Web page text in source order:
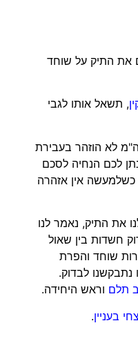
את התיק על שוחד
, תשאל אותו לגבי
לא הוזהר בעבירת
לכם הנחיה לסכם
אין אזהרה
את התיק, נאמר לנו
חשדות בין שאול
שוחד והפרת
נתבקשנו לבדוק.
תלם וראש היחידה.
בעניין.